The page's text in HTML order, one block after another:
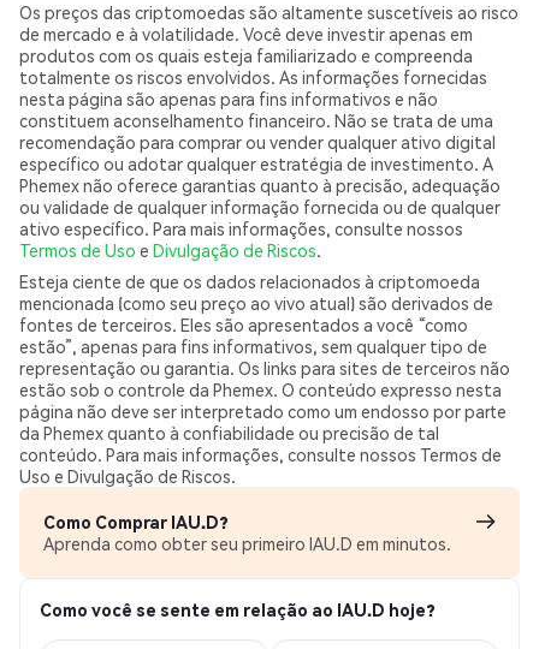
Os preços das criptomoedas são altamente suscetíveis ao risco
de mercado e à volatilidade. Você deve investir apenas em
produtos com os quais esteja familiarizado e compreenda
totalmente os riscos envolvidos. As informações fornecidas
nesta página são apenas para fins informativos e não
constituem aconselhamento financeiro. Não se trata de uma
recomendação para comprar ou vender qualquer ativo digital
específico ou adotar qualquer estratégia de investimento. A
Phemex não oferece garantias quanto à precisão, adequação
ou validade de qualquer informação fornecida ou de qualquer
ativo específico. Para mais informações, consulte nossos
Termos de Uso e Divulgação de Riscos.
Esteja ciente de que os dados relacionados à criptomoeda
mencionada (como seu preço ao vivo atual) são derivados de
fontes de terceiros. Eles são apresentados a você “como
estão”, apenas para fins informativos, sem qualquer tipo de
representação ou garantia. Os links para sites de terceiros não
estão sob o controle da Phemex. O conteúdo expresso nesta
página não deve ser interpretado como um endosso por parte
da Phemex quanto à confiabilidade ou precisão de tal
conteúdo. Para mais informações, consulte nossos Termos de
Uso e Divulgação de Riscos.
Como Comprar IAU.D?
Aprenda como obter seu primeiro IAU.D em minutos.
Como você se sente em relação ao IAU.D hoje?